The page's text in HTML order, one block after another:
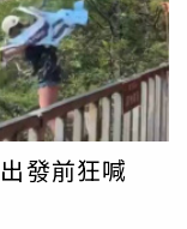
有機會再好好和大
友都大嘆可惜，紛
疼啾啾妹」、「沒
啾妹為感謝粉絲，
、明信片和見面心
發前狂喊